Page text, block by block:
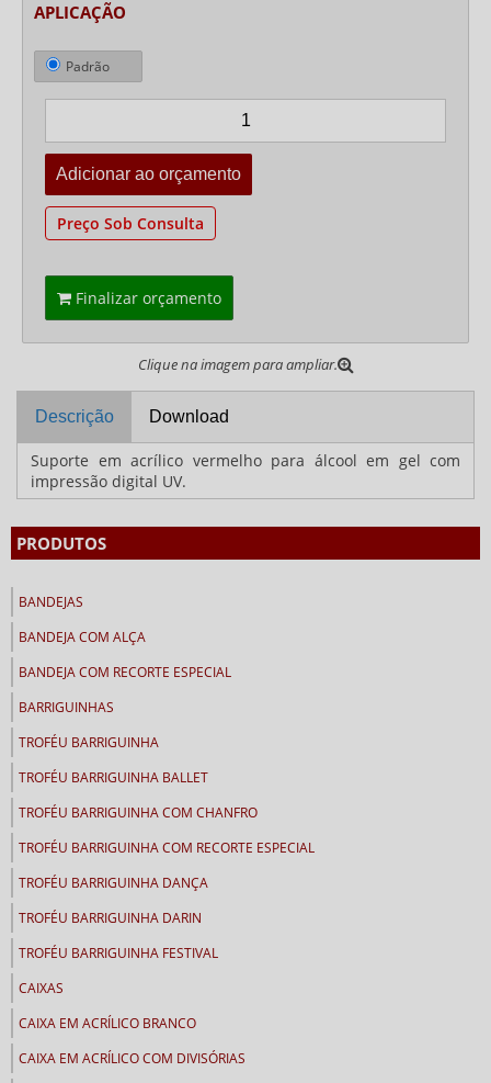
APLICAÇÃO
Padrão
Preço Sob Consulta
Finalizar orçamento
Clique na imagem para ampliar.
Descrição Download
Suporte em acrílico vermelho para álcool em gel com
impressão digital UV.
PRODUTOS
BANDEJAS
BANDEJA COM ALÇA
BANDEJA COM RECORTE ESPECIAL
BARRIGUINHAS
TROFÉU BARRIGUINHA
TROFÉU BARRIGUINHA BALLET
TROFÉU BARRIGUINHA COM CHANFRO
TROFÉU BARRIGUINHA COM RECORTE ESPECIAL
TROFÉU BARRIGUINHA DANÇA
TROFÉU BARRIGUINHA DARIN
TROFÉU BARRIGUINHA FESTIVAL
CAIXAS
CAIXA EM ACRÍLICO BRANCO
CAIXA EM ACRÍLICO COM DIVISÓRIAS